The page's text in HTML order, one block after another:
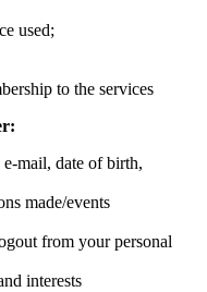
used;
to the services
e-mail, date of birth,
made/events
from your personal
interests